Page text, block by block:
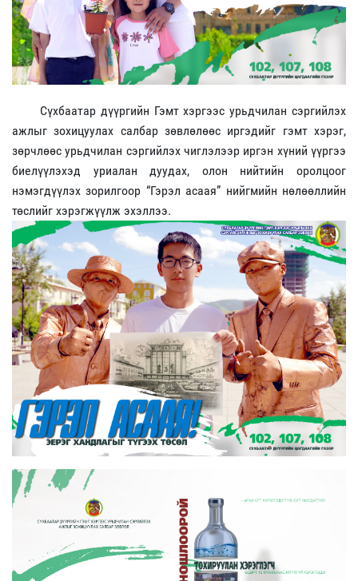
Сүхбаатар дүүргийн Гэмт хэргээс урьдчилан сэргийлэх
ажлыг зохицуулах салбар зөвлөлөөс иргэдийг гэмт хэрэг,
зөрчлөөс урьдчилан сэргийлэх чиглэлээр иргэн хүний үүргээ
биелүүлэхэд уриалан дуудах, олон нийтийн оролцоог
нэмэгдүүлэх зорилгоор “Гэрэл асаая” нийгмийн нөлөөллийн
төслийг хэрэгжүүлж эхэллээ.